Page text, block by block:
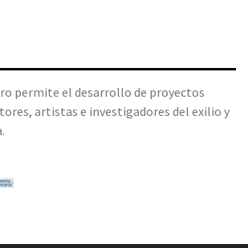
permite el desarrollo de proyectos
artistas e investigadores del exilio y